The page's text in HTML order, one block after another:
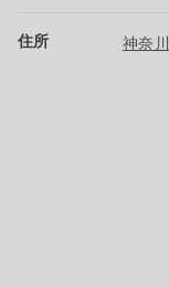
住所 神奈